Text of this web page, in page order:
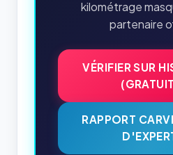
kilométrage
partenaire
VÉRIFIER SUR
RAPPORT